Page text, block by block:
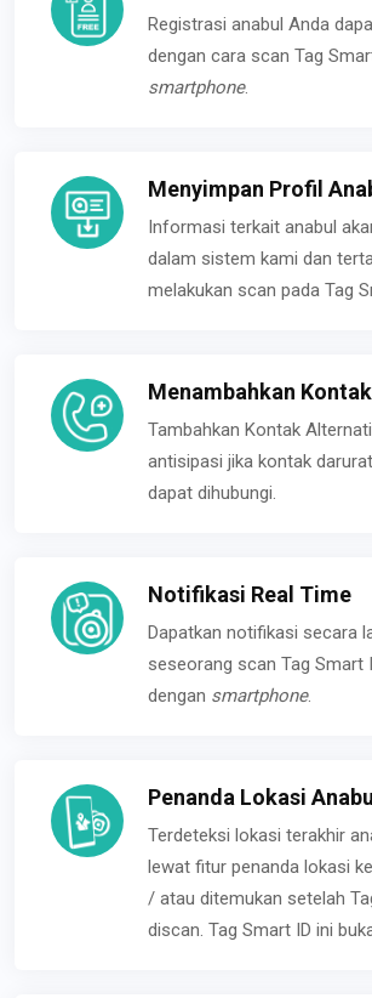
Registrasi anabul Anda
dengan cara scan Tag
smartphone.
Menyimpan Profil
Informasi terkait anabul
dalam sistem kami dan
melakukan scan pada Tag
Menambahkan
Tambahkan Kontak
antisipasi jika kontak
dapat dihubungi.
Notifikasi Real Time
Dapatkan notifikasi secara
seseorang scan Tag Smart
dengan smartphone.
Penanda Lokasi
Terdeteksi lokasi terakhir
lewat fitur penanda lokasi
/ atau ditemukan setelah
discan. Tag Smart ID ini